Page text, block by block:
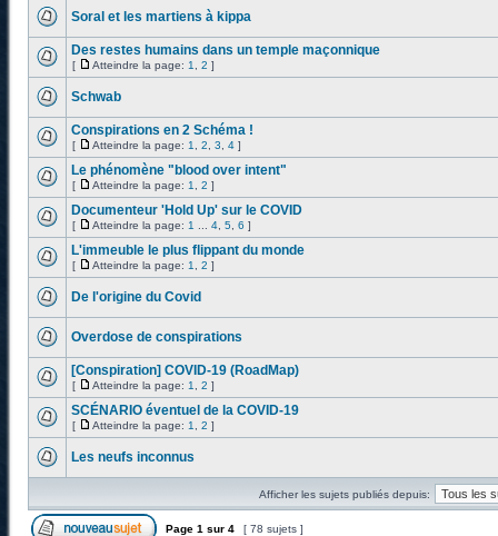
Soral et les martiens à kippa
Des restes humains dans un temple maçonnique
[ Atteindre la page: 1 2 ]
Schwab
Conspirations en 2 Schéma !
[ Atteindre la page: 1 2 3 4 ]
Le phénomène "blood over intent"
[ Atteindre la page: 1 2 ]
Documenteur 'Hold Up' sur le COVID
[ Atteindre la page: 1 4 5 6 ]
L'immeuble le plus flippant du monde
[ Atteindre la page: 1 2 ]
De l'origine du Covid
Overdose de conspirations
[Conspiration] COVID-19 (RoadMap)
[ Atteindre la page: 1 2 ]
SCÉNARIO éventuel de la COVID-19
[ Atteindre la page: 1 2 ]
Les neufs inconnus
Afficher les sujets publiés depuis:
Page 1 sur 4 [ 78 sujets ]